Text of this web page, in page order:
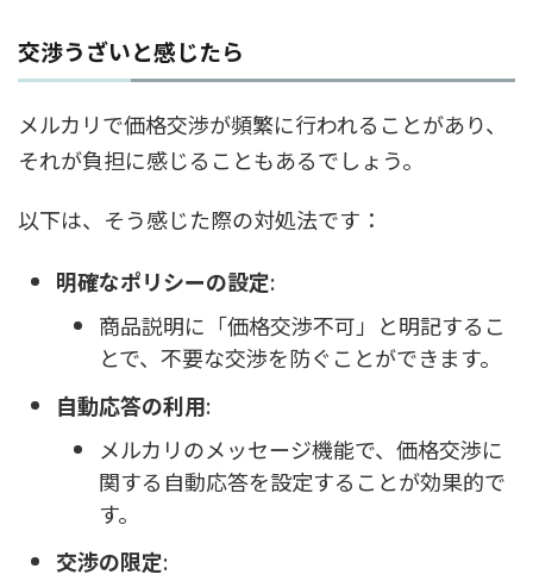
交渉うざいと感じたら
メルカリで価格交渉が頻繁に行われることがあり、
それが負担に感じることもあるでしょう。
以下は、そう感じた際の対処法です：
明確なポリシーの設定:
商品説明に「価格交渉不可」と明記するこ
とで、不要な交渉を防ぐことができます。
自動応答の利用:
メルカリのメッセージ機能で、価格交渉に
関する自動応答を設定することが効果的で
す。
交渉の限定: